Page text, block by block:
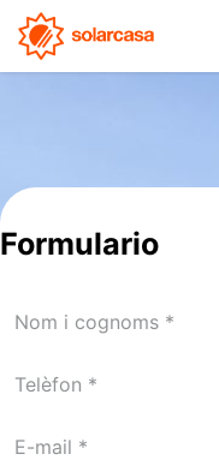
Formulario